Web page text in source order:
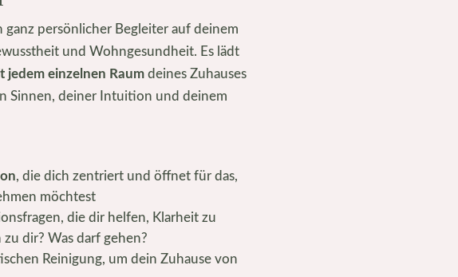
ganz persönlicher Begleiter auf deinem
und Wohngesundheit. Es lädt
jedem einzelnen Raum deines Zuhauses
Sinnen, deiner Intuition und deinem
, die dich zentriert und öffnet für das,
möchtest
die dir helfen, Klarheit zu
dir? Was darf gehen?
Reinigung, um dein Zuhause von